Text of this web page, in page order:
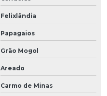
Felixlândia
Papagaios
Grão Mogol
Areado
Carmo de Minas